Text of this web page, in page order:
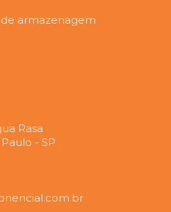
armazenagem
Rasa
- SP